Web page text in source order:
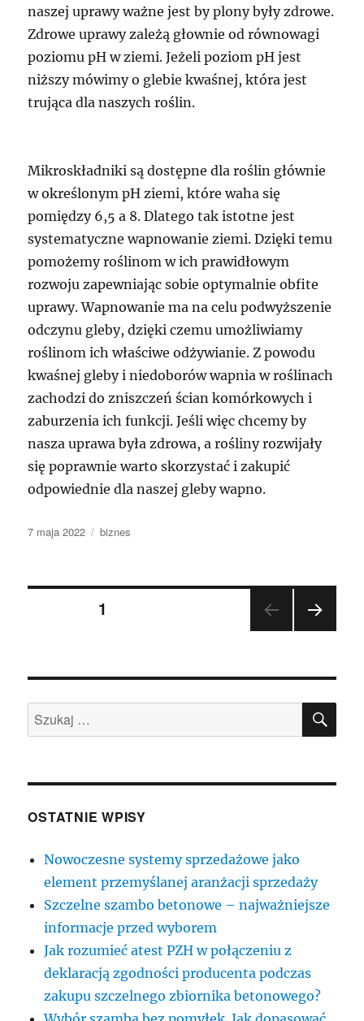
naszej uprawy ważne jest by plony były zdrowe.
Zdrowe uprawy zależą głownie od równowagi
poziomu pH w ziemi. Jeżeli poziom pH jest
niższy mówimy o glebie kwaśnej, która jest
trująca dla naszych roślin.
Mikroskładniki są dostępne dla roślin głównie
w określonym pH ziemi, które waha się
pomiędzy 6,5 a 8. Dlatego tak istotne jest
systematyczne wapnowanie ziemi. Dzięki temu
pomożemy roślinom w ich prawidłowym
rozwoju zapewniając sobie optymalnie obfite
uprawy. Wapnowanie ma na celu podwyższenie
odczynu gleby, dzięki czemu umożliwiamy
roślinom ich właściwe odżywianie. Z powodu
kwaśnej gleby i niedoborów wapnia w roślinach
zachodzi do zniszczeń ścian komórkowych i
zaburzenia ich funkcji. Jeśli więc chcemy by
nasza uprawa była zdrowa, a rośliny rozwijały
się poprawnie warto skorzystać i zakupić
odpowiednie dla naszej gleby wapno.
Data
7 maja 2022 Kategorie
biznes
Nawigacja
wpisach
STRONA1
STR
ONA
Szukaj:
OSTATNIE WPISY
Nowoczesne systemy sprzedażowe jako
element przemyślanej aranżacji sprzedaży
Szczelne szambo betonowe – najważniejsze
informacje przed wyborem
Jak rozumieć atest PZH w połączeniu z
deklaracją zgodności producenta podczas
zakupu szczelnego zbiornika betonowego?